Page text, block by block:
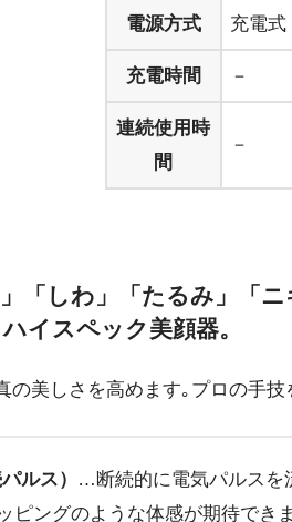
電源方式 充電式
充電時間 －
連続使用時
間
－
「しわ」「たるみ」「
イスペック美顔器。
の美しさを高めます｡プロの手技
ルス）
…断続的に電気パルスを
ピングのような体感が期待できま